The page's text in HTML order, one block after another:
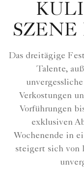
SZENE
Das dreitägige
Talente,
Verkostungen
Vorführungen
exklusiven
Wochenende in
steigert sich von